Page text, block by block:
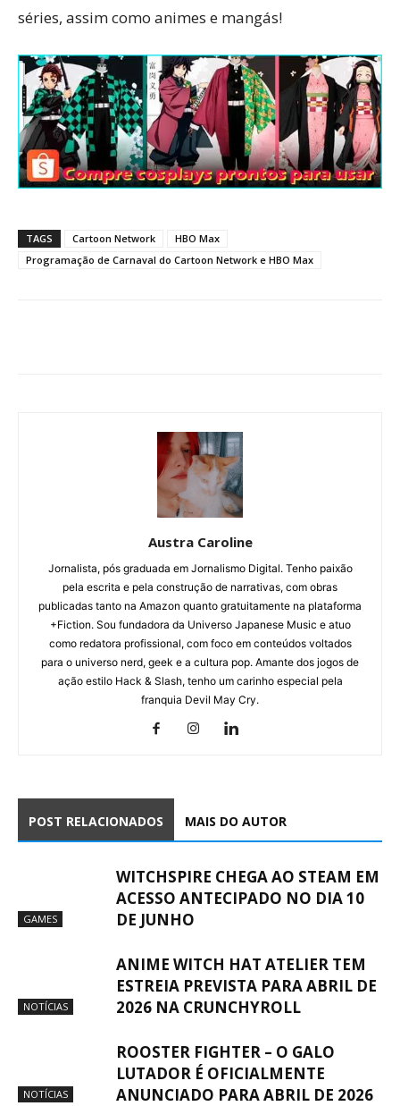
séries, assim como animes e mangás!
TAGS Cartoon Network
HBO Max
Programação de Carnaval do Cartoon Network e HBO Max
Austra Caroline
Jornalista, pós graduada em Jornalismo Digital. Tenho paixão
pela escrita e pela construção de narrativas, com obras
publicadas tanto na Amazon quanto gratuitamente na plataforma
+Fiction. Sou fundadora da Universo Japanese Music e atuo
como redatora profissional, com foco em conteúdos voltados
para o universo nerd, geek e a cultura pop. Amante dos jogos de
ação estilo Hack & Slash, tenho um carinho especial pela
franquia Devil May Cry.
POST RELACIONADOS MAIS DO AUTOR
GAMES
WITCHSPIRE CHEGA AO STEAM EM
ACESSO ANTECIPADO NO DIA 10
DE JUNHO
NOTÍCIAS
ANIME WITCH HAT ATELIER TEM
ESTREIA PREVISTA PARA ABRIL DE
2026 NA CRUNCHYROLL
NOTÍCIAS
ROOSTER FIGHTER – O GALO
LUTADOR É OFICIALMENTE
ANUNCIADO PARA ABRIL DE 2026